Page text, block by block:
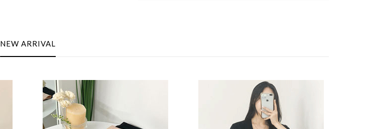
NEW ARRIVAL